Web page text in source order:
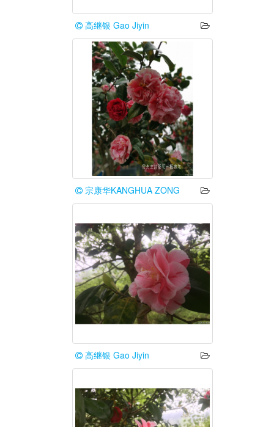
高继银 Gao Jiyin
宗康华KANGHUA ZONG
高继银 Gao Jiyin